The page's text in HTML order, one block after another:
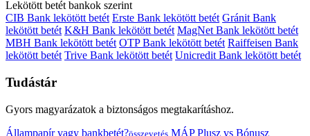
Lekötött betét bankok szerint
CIB Bank lekötött betét Erste Bank lekötött betét Gránit Bank
lekötött betét K&H Bank lekötött betét MagNet Bank lekötött betét
MBH Bank lekötött betét OTP Bank lekötött betét Raiffeisen Bank
lekötött betét Trive Bank lekötött betét Unicredit Bank lekötött betét
Tudástár
Gyors magyarázatok a biztonságos megtakarításhoz.
Állampapír vagy bankbetét?összevetés MÁP Plusz vs Bónusz